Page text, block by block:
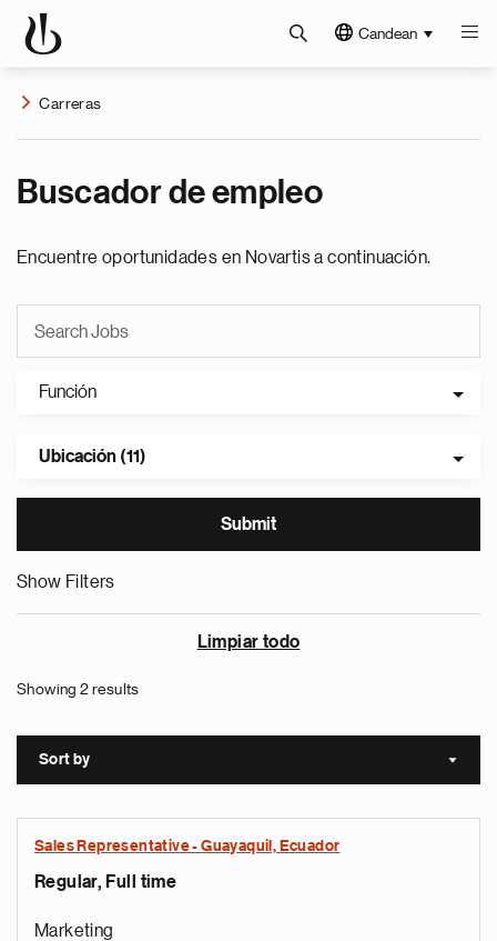
Candean
Carreras
Buscador de empleo
Encuentre oportunidades en Novartis a continuación.
Función
Ubicación (11)
Show Filters
Limpiar todo
Showing 2 results
Sort by Sort
Sales Representative - Guayaquil, Ecuador
Regular, Full time
Marketing